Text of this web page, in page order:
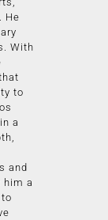
He
With
to
a
and
him a